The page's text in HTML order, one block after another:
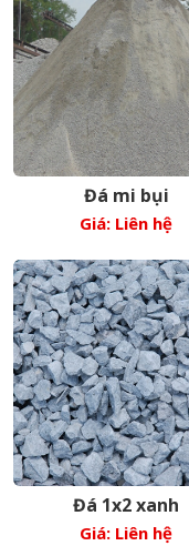
Đá mi bụi
Giá: Liên hệ
Đá 1x2 xanh
Giá: Liên hệ